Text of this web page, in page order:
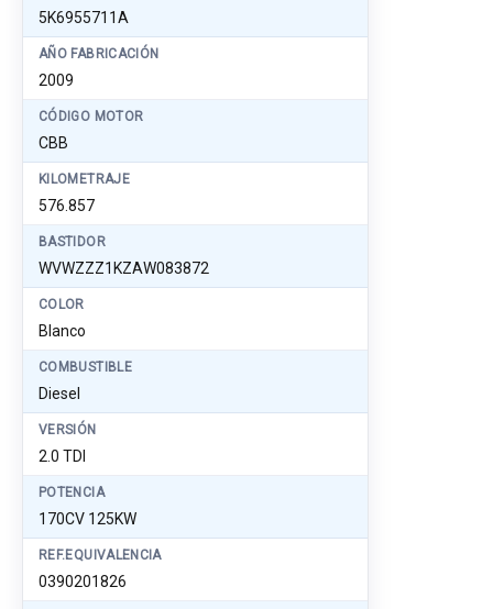
5K6955711A
AÑO FABRICACIÓN
2009
CÓDIGO MOTOR
CBB
KILOMETRAJE
576.857
BASTIDOR
WVWZZZ1KZAW083872
COLOR
Blanco
COMBUSTIBLE
Diesel
VERSIÓN
2.0 TDI
POTENCIA
170CV 125KW
REF.EQUIVALENCIA
0390201826